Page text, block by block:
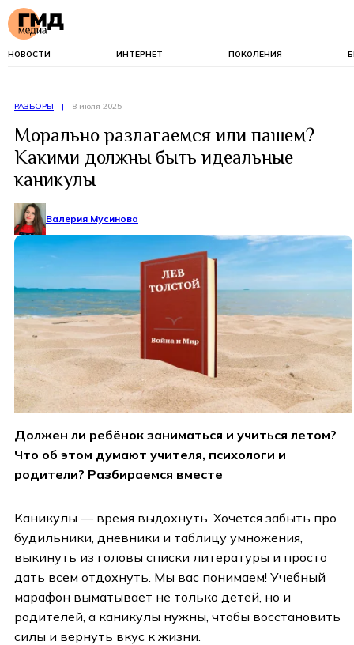
НОВОСТИ ИНТЕРНЕТ ПОКОЛЕНИЯ
РАЗБОРЫ | 8 июля 2025
Морально разлагаемся или пашем?
Какими должны быть идеальные
каникулы
Валерия Мусинова
Должен ли ребёнок заниматься и учиться летом?
Что об этом думают учителя, психологи и
родители? Разбираемся вместе
Каникулы — время выдохнуть. Хочется забыть про
будильники, дневники и таблицу умножения,
выкинуть из головы списки литературы и просто
дать всем отдохнуть. Мы вас понимаем! Учебный
марафон выматывает не только детей, но и
родителей, а каникулы нужны, чтобы восстановить
силы и вернуть вкус к жизни.